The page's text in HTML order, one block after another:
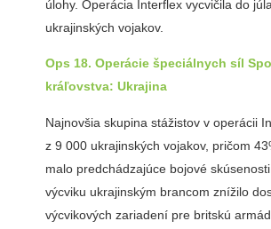
úlohy. Operácia Interflex vycvičila do
ukrajinských vojakov.
Ops 18. Operácie špeciálnych síl
kráľovstva: Ukrajina
Najnovšia skupina stážistov v operácii
z 9 000 ukrajinských vojakov, pričom
malo predchádzajúce bojové
výcviku ukrajinským brancom znížilo
výcvikových zariadení pre britskú